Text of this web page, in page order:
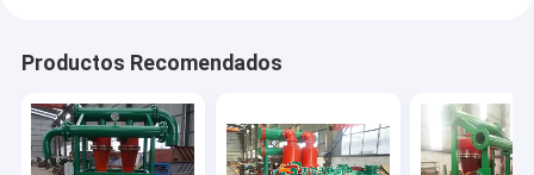
Productos Recomendados